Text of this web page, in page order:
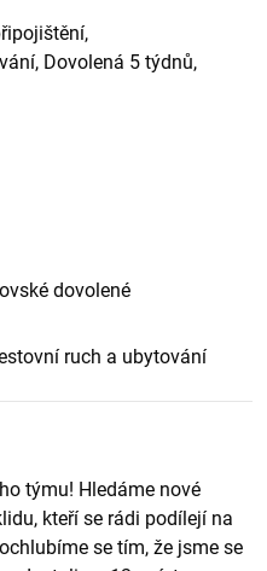
Dovolená 5 týdnů,
dovolené
ruch a ubytování
týmu! Hledáme nové
kteří se rádi podílejí na
se tím, že jsme se